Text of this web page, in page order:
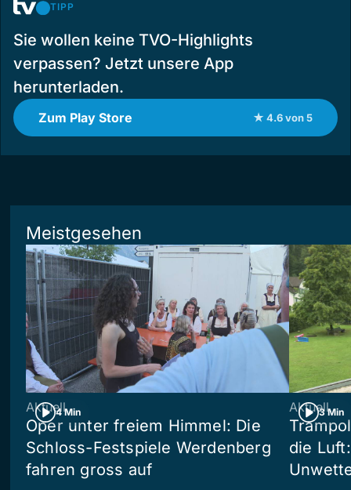
TIPP
Sie wollen keine TVO-Highlights
verpassen? Jetzt unsere App
herunterladen.
Zum Play Store ★ 4.6 von 5
Meistgesehen
4 Min
Aktuell
Oper unter freiem Himmel: Die
Schloss-Festspiele Werdenberg
fahren gross auf
3 Min
Aktuell
die